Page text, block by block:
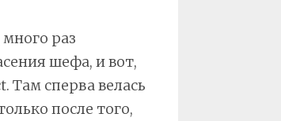
раз
шефа, и вот,
Там сперва велась
после того,